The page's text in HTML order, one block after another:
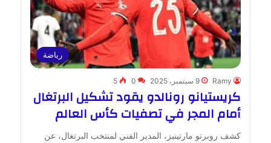
رياضة
Ramy 9 سبتمبر، 2025 0
5
كريستيانو رونالدو يقود تشكيل البرتغال
أمام المجر في تصفيات كأس العالم
كشف روبرتو مارتينيز، المدير الفني لمنتخب البرتغال، عن